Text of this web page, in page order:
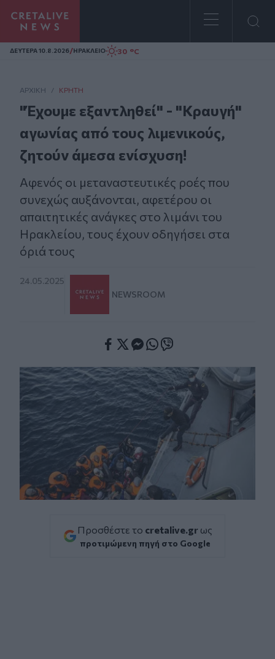
Homepage
ΔΕΥΤΕΡΑ 10.8.2026/ΗΡΑΚΛΕΙΟ 30 °C
ΑΡΧΙΚΗ / ΚΡΉΤΗ
"Έχουμε εξαντληθεί" - "Κραυγή"
αγωνίας από τους λιμενικούς,
ζητούν άμεσα ενίσχυση!
Αφενός οι μεταναστευτικές ροές που
συνεχώς αυξάνονται, αφετέρου οι
απαιτητικές ανάγκες στο λιμάνι του
Ηρακλείου, τους έχουν οδηγήσει στα
όριά τους
24.05.2025
NEWSROOM
Προσθέστε το cretalive.gr ως
προτιμώμενη πηγή στο Google